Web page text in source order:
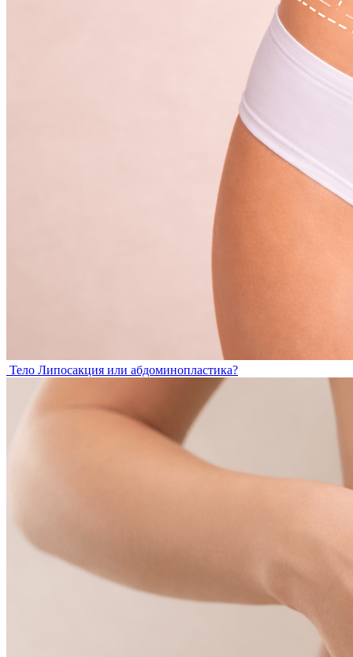
Тело Липосакция или абдоминопластика?